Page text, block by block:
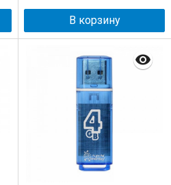
В корзину